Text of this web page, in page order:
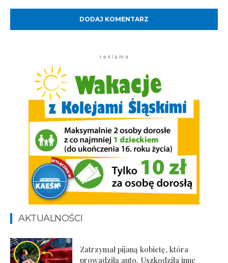
r e k l a m a
AKTUALNOŚCI
Zatrzymał pijaną kobietę, która
prowadziła auto. Uszkodziła inne